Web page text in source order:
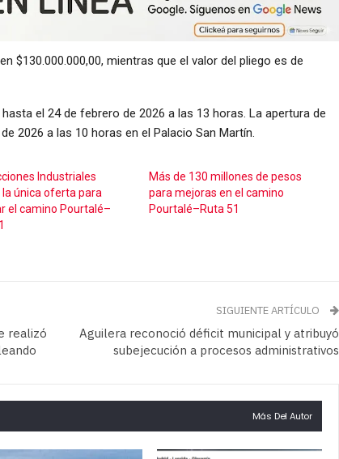
$130.000.000,00, mientras que el valor del pliego es de
el 24 de febrero de 2026 a las 13 horas. La apertura de
2026 a las 10 horas en el Palacio San Martín.
Industriales
única oferta para
el camino Pourtalé–
Más de 130 millones de pesos
para mejoras en el camino
Pourtalé–Ruta 51
realizó
SIGUIENTE ARTÍCULO
Aguilera reconoció déficit municipal y atribuyó
subejecución a procesos administrativos
Más Del Autor